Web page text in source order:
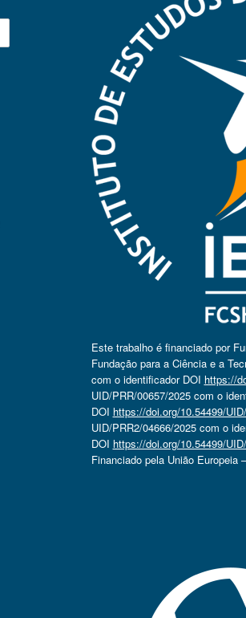
Este trabalho é financiado por
Fundação para a Ciência e a
com o identificador DOI https://
UID/PRR/00657/2025 com o
DOI https://doi.org/10.54499/
UID/PRR2/04666/2025 com o
DOI https://doi.org/10.54499/
Financiado pela União Europeia